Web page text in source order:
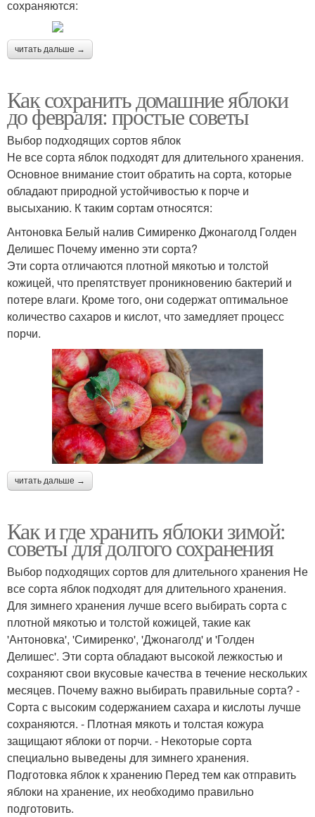
сохраняются:
читать дальше →
Как сохранить домашние яблоки
до февраля: простые советы
Выбор подходящих сортов яблок
Не все сорта яблок подходят для длительного хранения.
Основное внимание стоит обратить на сорта, которые
обладают природной устойчивостью к порче и
высыханию. К таким сортам относятся:
Антоновка Белый налив Симиренко Джонаголд Голден
Делишес Почему именно эти сорта?
Эти сорта отличаются плотной мякотью и толстой
кожицей, что препятствует проникновению бактерий и
потере влаги. Кроме того, они содержат оптимальное
количество сахаров и кислот, что замедляет процесс
порчи.
читать дальше →
Как и где хранить яблоки зимой:
советы для долгого сохранения
Выбор подходящих сортов для длительного хранения Не
все сорта яблок подходят для длительного хранения.
Для зимнего хранения лучше всего выбирать сорта с
плотной мякотью и толстой кожицей, такие как
'Антоновка', 'Симиренко', 'Джонаголд' и 'Голден
Делишес'. Эти сорта обладают высокой лежкостью и
сохраняют свои вкусовые качества в течение нескольких
месяцев. Почему важно выбирать правильные сорта? -
Сорта с высоким содержанием сахара и кислоты лучше
сохраняются. - Плотная мякоть и толстая кожура
защищают яблоки от порчи. - Некоторые сорта
специально выведены для зимнего хранения.
Подготовка яблок к хранению Перед тем как отправить
яблоки на хранение, их необходимо правильно
подготовить.